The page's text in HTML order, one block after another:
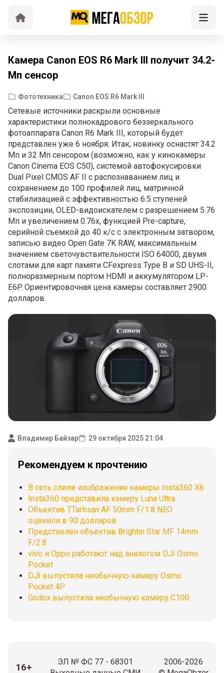
Камера Canon EOS R6 Mark III получит 34.2-
Мп сенсор
Фототехника Canon EOS R6 Mark III
Сетевые источники раскрыли основные
характеристики полнокадрового беззеркального
фотоаппарата Canon R6 Mark III, который будет
представлен уже 6 ноября. Итак, новинку оснастят 34.2
Мп и 32 Мп сенсором (возможно, как у кинокамеры
Canon Cinema EOS C50), системой автофокусировки
Dual Pixel CMOS AF II с распознаванием лиц и
сохранением до 100 профилей лиц, матричной
стабилизацией с эффективностью 6.5 ступеней
экспозиции, OLED-видоискателем с разрешением 5.76
Мп и увеличением 0.76x, функцией Pre-capture,
серийной съемкой до 40 к/с с электронным затвором,
записью видео Open Gate 7K RAW, максимальным
значением светочувствительности ISO 64000, двумя
слотами для карт памяти CFexpress Type B и SD UHS-II,
полноразмерным портом HDMI и аккумулятором LP-
E6P. Ориентировочная цена камеры составляет 2900
долларов.
Владимир Байзар 29 октября 2025 21:04
Рекомендуем к прочтению
В сеть слили изображения камеры Insta360 X6
Insta360 представила камеру Luna Ultra
Объектив TTartisan AF 50mm F/1.8 NEO
оценили в 90 долларов
Представлен объектив Brightin Star MF 14mm
F/2.8
vivo и Oppo работают над аналогом DJI Osmo
Pocket
DJI выпустила необычную камеру Osmo
Pocket 4P
Godox выпустила необычную камеру C100
16+
ЭЛ № ФС 77 - 68301
2006-2026